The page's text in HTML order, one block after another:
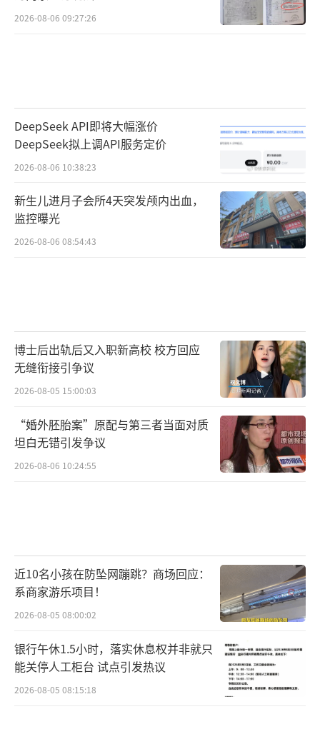
2026-08-06 09:27:26
DeepSeek API即将大幅涨价
DeepSeek拟上调API服务定价
2026-08-06 10:38:23
新生儿进月子会所4天突发颅内出血，
监控曝光
2026-08-06 08:54:43
博士后出轨后又入职新高校 校方回应
无缝衔接引争议
2026-08-05 15:00:03
“婚外胚胎案”原配与第三者当面对质
坦白无错引发争议
2026-08-06 10:24:55
近10名小孩在防坠网蹦跳？商场回应：
系商家游乐项目！
2026-08-05 08:00:02
银行午休1.5小时，落实休息权并非就只
能关停人工柜台 试点引发热议
2026-08-05 08:15:18